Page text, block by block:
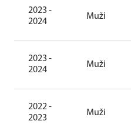
2023 -
2024
Muži
2023 -
2024
Muži
2022 -
2023
Muži